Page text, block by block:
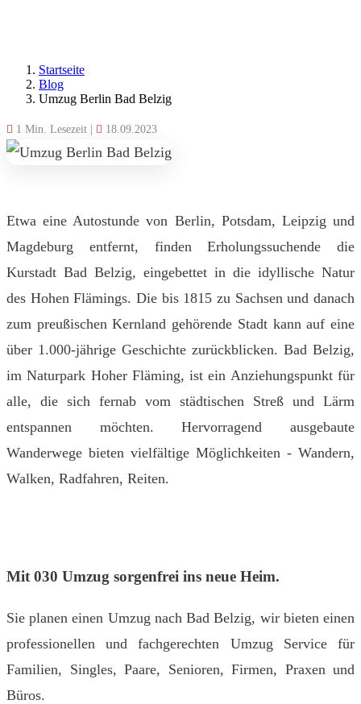
Startseite
Blog
Umzug Berlin Bad Belzig
1 Min. Lesezeit | 18.09.2023
Etwa eine Autostunde von Berlin, Potsdam, Leipzig und
Magdeburg entfernt, finden Erholungssuchende die
Kurstadt Bad Belzig, eingebettet in die idyllische Natur
des Hohen Flämings. Die bis 1815 zu Sachsen und danach
zum preußischen Kernland gehörende Stadt kann auf eine
über 1.000-jährige Geschichte zurückblicken. Bad Belzig,
im Naturpark Hoher Fläming, ist ein Anziehungspunkt für
alle, die sich fernab vom städtischen Streß und Lärm
entspannen möchten. Hervorragend ausgebaute
Wanderwege bieten vielfältige Möglichkeiten - Wandern,
Walken, Radfahren, Reiten.
Mit 030 Umzug sorgenfrei ins neue Heim.
Sie planen einen Umzug nach Bad Belzig, wir bieten einen
professionellen und fachgerechten Umzug Service für
Familien, Singles, Paare, Senioren, Firmen, Praxen und
Büros.